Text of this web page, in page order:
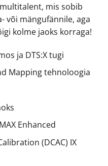
mis sobib
või mängufännile, aga
kolme jaoks korraga!
ja DTS:X tugi
Mapping tehnoloogia
Enhanced
(DCAC) IX